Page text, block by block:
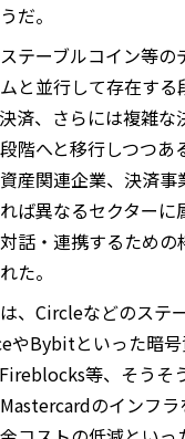
だ。
テーブルコイン等の
と並行して存在する
済、さらには複雑な
階へと移行しつつあ
産関連企業、決済事
ば異なるセクターに
話・連携するための
た。
、Circleなどのステ
やBybitといった暗
等、そうそ
のインフラ